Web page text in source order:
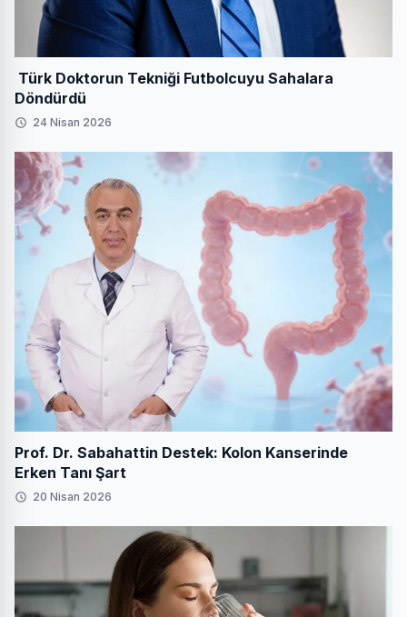
Türk Doktorun Tekniği Futbolcuyu Sahalara
Döndürdü
24 Nisan 2026
Prof. Dr. Sabahattin Destek: Kolon Kanserinde
Erken Tanı Şart
20 Nisan 2026